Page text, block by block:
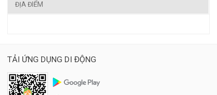
ĐỊA ĐIỂM
TẢI ỨNG DỤNG DI ĐỘNG